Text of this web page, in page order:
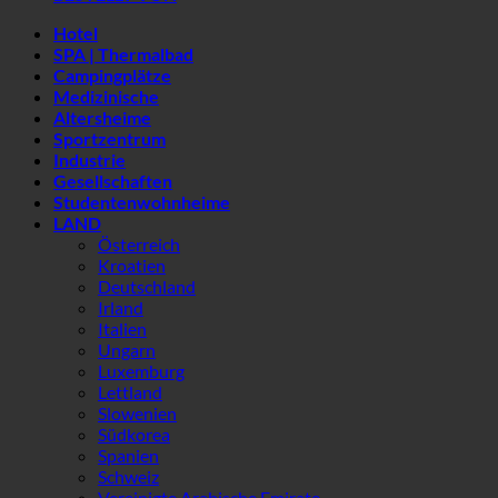
SPA | Thermalbad
Campingplätze
Medizinische
Altersheime
Sportzentrum
Industrie
Gesellschaften
Studentenwohnheime
LAND
Österreich
Kroatien
Deutschland
Irland
Italien
Ungarn
Luxemburg
Lettland
Slowenien
Südkorea
Spanien
Schweiz
Vereinigte Arabische Emirate